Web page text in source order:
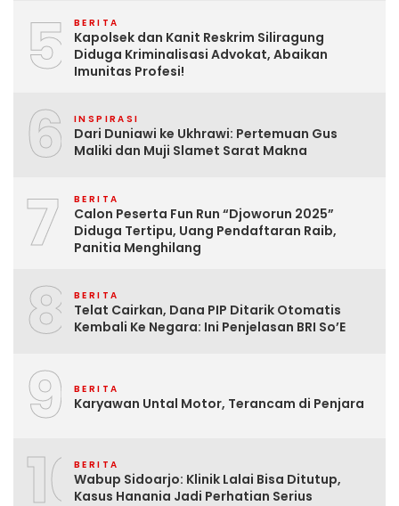
5 BERITA
Kapolsek dan Kanit Reskrim Siliragung
Diduga Kriminalisasi Advokat, Abaikan
Imunitas Profesi!
6 INSPIRASI
Dari Duniawi ke Ukhrawi: Pertemuan Gus
Maliki dan Muji Slamet Sarat Makna
7 BERITA
Calon Peserta Fun Run “Djoworun 2025”
Diduga Tertipu, Uang Pendaftaran Raib,
Panitia Menghilang
8 BERITA
Telat Cairkan, Dana PIP Ditarik Otomatis
Kembali Ke Negara: Ini Penjelasan BRI So’E
9 BERITA
Karyawan Untal Motor, Terancam di Penjara
10BERITA
Wabup Sidoarjo: Klinik Lalai Bisa Ditutup,
Kasus Hanania Jadi Perhatian Serius